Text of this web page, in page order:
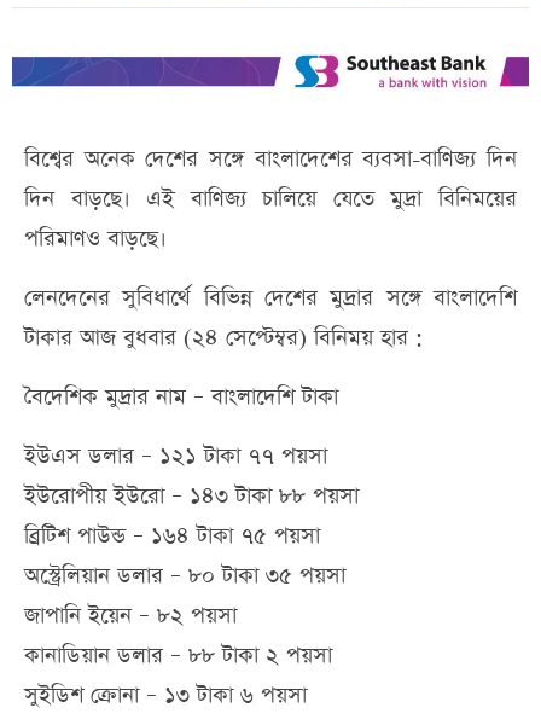
বিশ্বের অনেক দেশের সঙ্গে বাংলাদেশের ব্যবসা-বাণিজ্য দিন
দিন বাড়ছে। এই বাণিজ্য চালিয়ে যেতে মুদ্রা বিনিময়ের
পরিমাণও বাড়ছে।
লেনদেনের সুবিধার্থে বিভিন্ন দেশের মুদ্রার সঙ্গে বাংলাদেশি
টাকার আজ বুধবার (২৪ সেপ্টেম্বর) বিনিময় হার :
বৈদেশিক মুদ্রার নাম – বাংলাদেশি টাকা
ইউএস ডলার – ১২১ টাকা ৭৭ পয়সা
ইউরোপীয় ইউরো – ১৪৩ টাকা ৮৮ পয়সা
ব্রিটিশ পাউন্ড – ১৬৪ টাকা ৭৫ পয়সা
অস্ট্রেলিয়ান ডলার – ৮০ টাকা ৩৫ পয়সা
জাপানি ইয়েন – ৮২ পয়সা
কানাডিয়ান ডলার – ৮৮ টাকা ২ পয়সা
সুইডিশ ক্রোনা – ১৩ টাকা ৬ পয়সা